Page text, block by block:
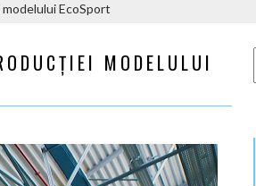
EcoSport
MODELULUI